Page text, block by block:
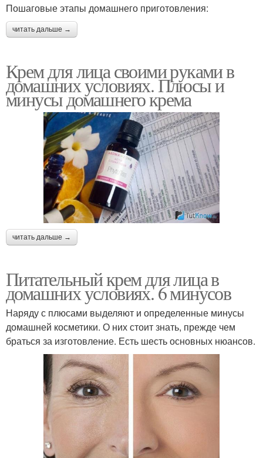
Пошаговые этапы домашнего приготовления:
читать дальше →
Крем для лица своими руками в
домашних условиях. Плюсы и
минусы домашнего крема
читать дальше →
Питательный крем для лица в
домашних условиях. 6 минусов
Наряду с плюсами выделяют и определенные минусы
домашней косметики. О них стоит знать, прежде чем
браться за изготовление. Есть шесть основных нюансов.